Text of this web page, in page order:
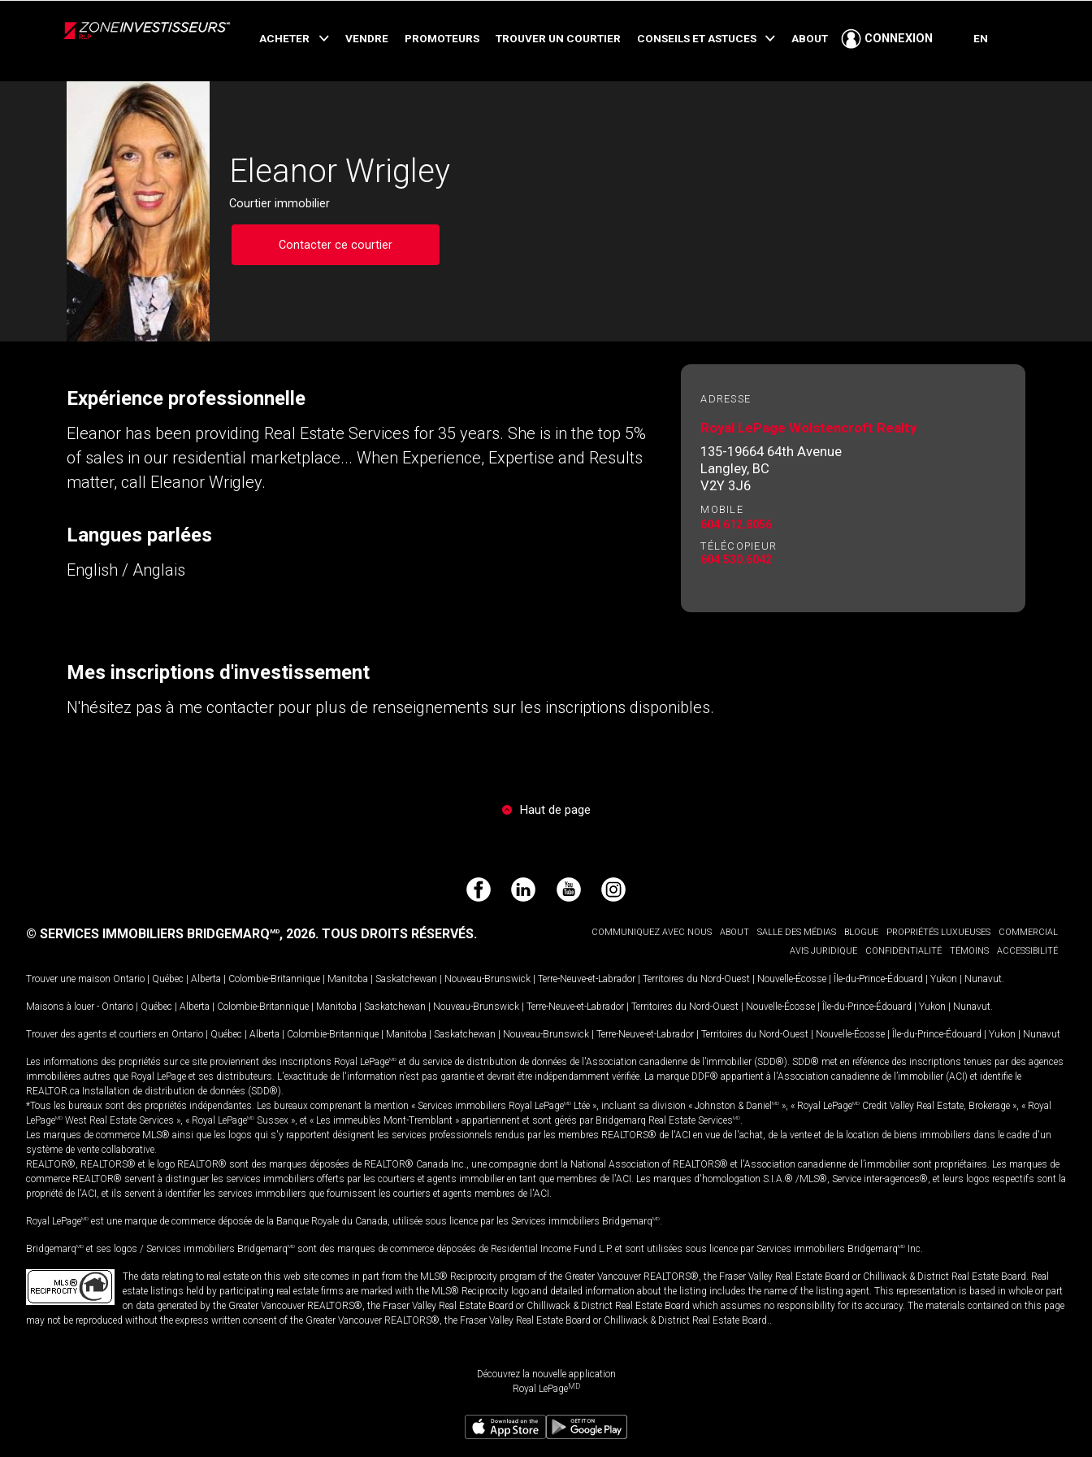
ACHETER VENDRE PROMOTEURS TROUVER UN COURTIER CONSEILS ET ASTUCES ABOUT CONNEXION EN
Retour
Eleanor Wrigley
Courtier immobilier
Contacter ce courtier
Contactez un professionnel de l'investissement
Veuillez
contacter
Prénom
Nom
Téléphone
(Optionnel)
Courriel
vous.
Expérience professionnelle
Eleanor has been providing Real Estate Services for 35 years. She is in the top 5%
of sales in our residential marketplace... When Experience, Expertise and Results
matter, call Eleanor Wrigley.
Langues parlées
English / Anglais
ADRESSE
Royal LePage Wolstencroft Realty
135-19664 64th Avenue
Langley, BC
V2Y 3J6
MOBILE
604.612.8056
TÉLÉCOPIEUR
604.530.6042
Mes inscriptions d'investissement
N'hésitez pas à me contacter pour plus de renseignements sur les inscriptions disponibles.
Haut de page
FacebookLinkedIn YouTubeInstagram
COMMUNIQUEZ AVEC NOUS ABOUT SALLE DES MÉDIAS BLOGUE PROPRIÉTÉS LUXUEUSES
COMMERCIAL
AVIS JURIDIQUE
CONFIDENTIALITÉ TÉMOINS ACCESSIBILITÉ
© SERVICES IMMOBILIERS BRIDGEMARQMD, 2026. TOUS DROITS RÉSERVÉS.
Trouver une maison Ontario Québec Alberta Colombie-Britannique Manitoba Saskatchewan Nouveau-Brunswick Terre-Neuve-et-Labrador Territoires du Nord-Ouest Nouvelle-Écosse Île-du-Prince-Édouard Yukon Nunavut.
Maisons à louer - Ontario Québec Alberta Colombie-Britannique Manitoba Saskatchewan Nouveau-Brunswick Terre-Neuve-et-Labrador Territoires du Nord-Ouest Nouvelle-Écosse Île-du-Prince-Édouard Yukon Nunavut.
Trouver des agents et courtiers en Ontario Québec Alberta Colombie-Britannique Manitoba Saskatchewan Nouveau-Brunswick Terre-Neuve-et-Labrador Territoires du Nord-Ouest Nouvelle-Écosse Île-du-Prince-Édouard Yukon Nunavut
Les informations des propriétés sur ce site proviennent des inscriptions Royal LePageMD et du service de distribution de données de l'Association canadienne de l’immobilier (SDD®). SDD® met en référence des inscriptions tenues par des agences
immobilières autres que Royal LePage et ses distributeurs. L'exactitude de l'information n'est pas garantie et devrait être indépendamment vérifiée. La marque DDF® appartient à l'Association canadienne de l’immobilier (ACI) et identifie le
REALTOR.ca Installation de distribution de données (SDD®).
*Tous les bureaux sont des propriétés indépendantes. Les bureaux comprenant la mention « Services immobiliers Royal LePageMD Ltée », incluant sa division « Johnston & Daniel MD », « Royal LePageMD Credit Valley Real Estate, Brokerage », « Royal
LePageMD West Real Estate Services », « Royal LePageMD Sussex », et « Les immeubles Mont-Tremblant » appartiennent et sont gérés par Bridgemarq Real Estate ServicesMD.
Les marques de commerce MLS® ainsi que les logos qui s'y rapportent désignent les services professionnels rendus par les membres REALTORS® de l'ACI en vue de l'achat, de la vente et de la location de biens immobiliers dans le cadre d'un
système de vente collaborative.
REALTOR®, REALTORS® et le logo REALTOR® sont des marques déposées de REALTOR® Canada Inc., une compagnie dont la National Association of REALTORS® et l'Association canadienne de l’immobilier sont propriétaires. Les marques de
commerce REALTOR® servent à distinguer les services immobiliers offerts par les courtiers et agents immobilier en tant que membres de l'ACI. Les marques d'homologation S.I.A.® /MLS®, Service inter-agences®, et leurs logos respectifs sont la
propriété de l'ACI, et ils servent à identifier les services immobiliers que fournissent les courtiers et agents membres de l'ACI.
Royal LePageMD est une marque de commerce déposée de la Banque Royale du Canada, utilisée sous licence par les Services immobiliers BridgemarqMD.
BridgemarqMD et ses logos / Services immobiliers BridgemarqMD sont des marques de commerce déposées de Residential Income Fund L.P. et sont utilisées sous licence par Services immobiliers BridgemarqMD Inc.
The data relating to real estate on this web site comes in part from the MLS® Reciprocity program of the Greater Vancouver REALTORS®, the Fraser Valley Real Estate Board or Chilliwack & District Real Estate Board. Real
estate listings held by participating real estate firms are marked with the MLS® Reciprocity logo and detailed information about the listing includes the name of the listing agent. This representation is based in whole or part
on data generated by the Greater Vancouver REALTORS®, the Fraser Valley Real Estate Board or Chilliwack & District Real Estate Board which assumes no responsibility for its accuracy. The materials contained on this page
may not be reproduced without the express written consent of the Greater Vancouver REALTORS®, the Fraser Valley Real Estate Board or Chilliwack & District Real Estate Board..
Découvrez la nouvelle application
Royal LePageMD